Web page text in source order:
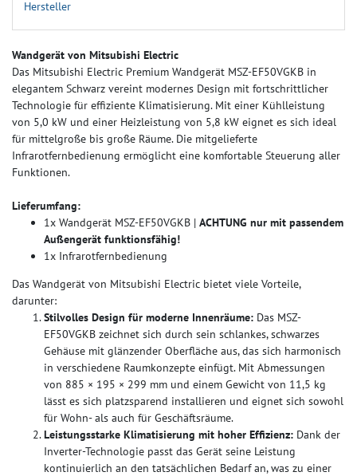
Hersteller
Wandgerät von Mitsubishi Electric
Das Mitsubishi Electric Premium Wandgerät MSZ-EF50VGKB in
elegantem Schwarz vereint modernes Design mit fortschrittlicher
Technologie für effiziente Klimatisierung. Mit einer Kühlleistung
von 5,0 kW und einer Heizleistung von 5,8 kW eignet es sich ideal
für mittelgroße bis große Räume. Die mitgelieferte
Infrarotfernbedienung ermöglicht eine komfortable Steuerung aller
Funktionen.
Lieferumfang:
1x Wandgerät MSZ-EF50VGKB | ACHTUNG nur mit passendem
Außengerät funktionsfähig!
1x Infrarotfernbedienung
Das Wandgerät von Mitsubishi Electric bietet viele Vorteile,
darunter:
Stilvolles Design für moderne Innenräume: Das MSZ-
EF50VGKB zeichnet sich durch sein schlankes, schwarzes
Gehäuse mit glänzender Oberfläche aus, das sich harmonisch
in verschiedene Raumkonzepte einfügt. Mit Abmessungen
von 885 × 195 × 299 mm und einem Gewicht von 11,5 kg
lässt es sich platzsparend installieren und eignet sich sowohl
für Wohn- als auch für Geschäftsräume.​
Leistungsstarke Klimatisierung mit hoher Effizienz: Dank der
Inverter-Technologie passt das Gerät seine Leistung
kontinuierlich an den tatsächlichen Bedarf an, was zu einer